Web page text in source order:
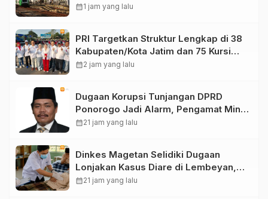
calendar_month1 jam yang lalu
PRI Targetkan Struktur Lengkap di 38
Kabupaten/Kota Jatim dan 75 Kursi
DPR RI pada Pemilu 2029
calendar_month2 jam yang lalu
Dugaan Korupsi Tunjangan DPRD
Ponorogo Jadi Alarm, Pengamat Minta
Magetan Perkuat Tata Kelola
calendar_month21 jam yang lalu
Dinkes Magetan Selidiki Dugaan
Lonjakan Kasus Diare di Lembeyan,
Lakukan Penyelidikan Epidemiologi
calendar_month21 jam yang lalu